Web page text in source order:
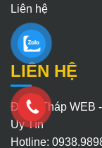
Liên hệ
LIÊN HỆ
Đồng Tháp WEB
Uy Tín
Hotline: